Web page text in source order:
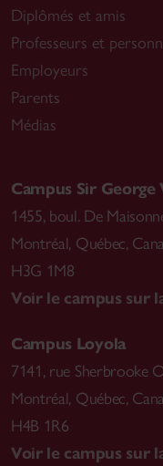
Diplômés et amis
Professeurs et
Employeurs
Parents
Médias
Campus Sir George
1455, boul. De
Montréal, Québec,
H3G 1M8
Voir le campus sur
Campus Loyola
7141, rue Sherbrooke
Montréal, Québec,
H4B 1R6
Voir le campus sur